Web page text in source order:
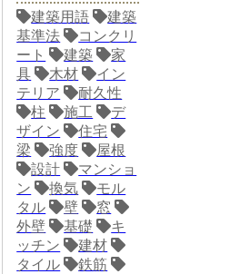
建築用語
建築
基準法
コンクリ
ート
建築
家
具
木材
イン
テリア
耐久性
柱
施工
デ
ザイン
住宅
梁
強度
屋根
設計
マンショ
ン
換気
モル
タル
壁
窓
外壁
基礎
キ
ッチン
建材
タイル
鉄筋